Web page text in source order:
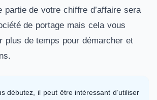
partie de votre chiffre d’affaire sera
de portage mais cela vous
plus de temps pour démarcher et
débutez, il peut être intéressant d’utiliser